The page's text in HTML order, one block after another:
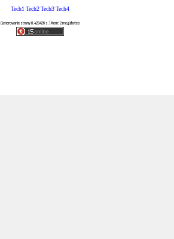
Tech1Tech2Tech3Tech4
Generowanie strony 0.428426 s. | Mem: 2 megabytes